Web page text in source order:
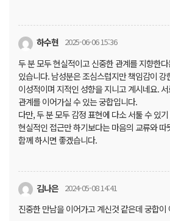
하수현 2025-06-06 15:36
두 분 모두 현실적이고 신중한 관계를 지향한
있습니다. 남성분은 조심스럽지만 책임감이
이성적이며 지적인 성향을 지니고 계시네요.
관계를 이어가실 수 있는 궁합입니다.
다만, 두 분 모두 감정 표현에 다소 서툴 수 있
현실적인 접근만 하기보다는 마음의 교류와
함께 하시면 좋겠습니다.
김나은 2024-05-08 14:41
진중한 만남을 이어가고 계신것 같은데 궁합